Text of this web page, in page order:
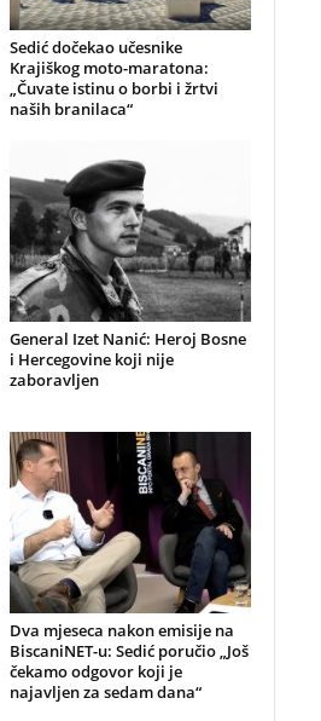
Sedić dočekao učesnike
Krajiškog moto-maratona:
„Čuvate istinu o borbi i žrtvi
naših branilaca“
General Izet Nanić: Heroj Bosne
i Hercegovine koji nije
zaboravljen
Dva mjeseca nakon emisije na
BiscaniNET-u: Sedić poručio „Još
čekamo odgovor koji je
najavljen za sedam dana“